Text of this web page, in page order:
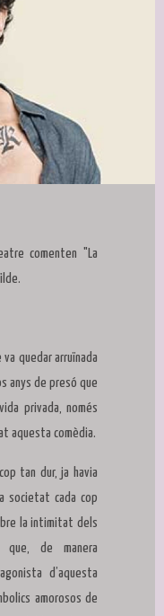
comenten "La
quedar arruïnada
anys de presó que
privada, només
aquesta comèdia.
tan dur, ja havia
societat cada cop
la intimitat dels
que, de manera
d’aquesta
amorosos de